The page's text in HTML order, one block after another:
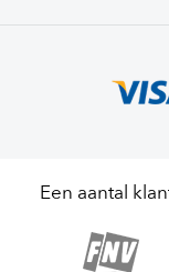
Een aantal